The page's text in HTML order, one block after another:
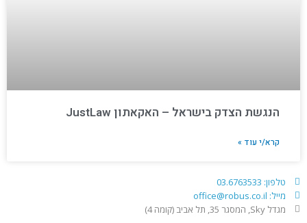
הנגשת הצדק בישראל – האקאתון JustLaw
קרא/י עוד »
טלפון: 03.6763533
מייל: office@robus.co.il
מגדל Sky, המסגר 35, תל אביב (קומה 4)